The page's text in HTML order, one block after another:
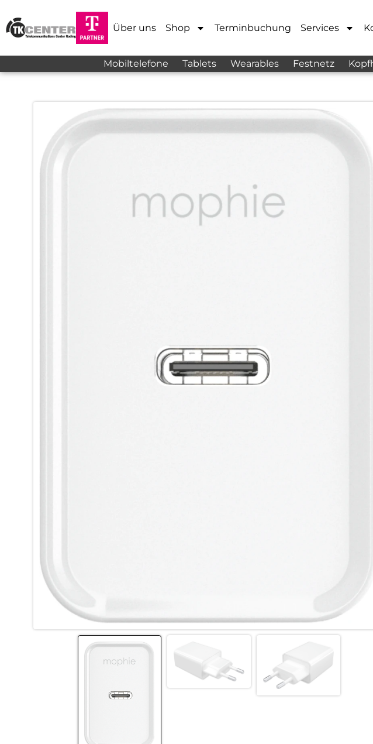
Über uns Shop Terminbuchung Services
Mobiltelefone Tablets Wearables Festnetz